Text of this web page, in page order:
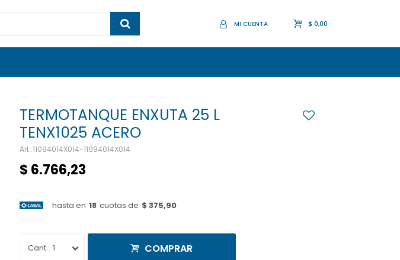
$ 0,00
TERMOTANQUE ENXUTA 25 L
TENX1025 ACERO
11094014X014-11094014X014
$ 6.766,23
hasta en 18 cuotas de $ 375,90
1 COMPRAR